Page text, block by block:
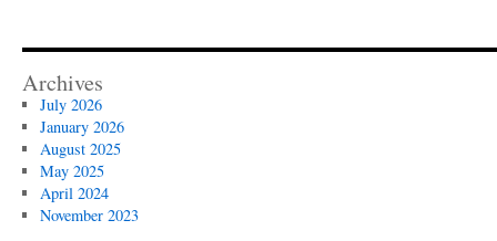
Archives
July 2026
January 2026
August 2025
May 2025
April 2024
November 2023